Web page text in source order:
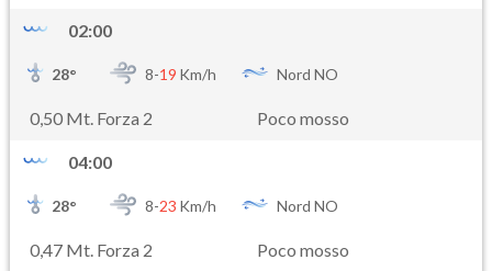
02:00
28° 8-19 Km/h Nord NO
0,50 Mt. Forza 2 Poco mosso
04:00
28° 8-23 Km/h Nord NO
0,47 Mt. Forza 2 Poco mosso